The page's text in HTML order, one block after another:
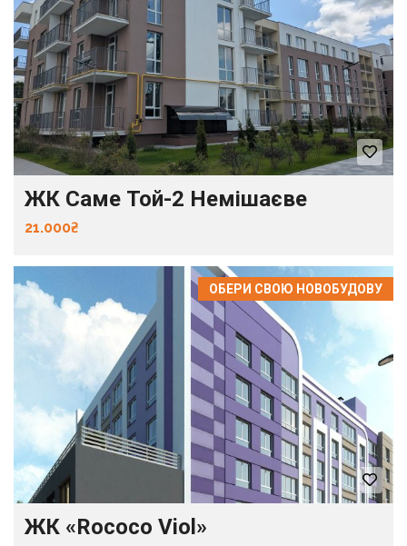
ЖК Саме Той-2 Немішаєве
21.000₴
ОБЕРИ СВОЮ НОВОБУДОВУ
ЖК «Rococo Viol»